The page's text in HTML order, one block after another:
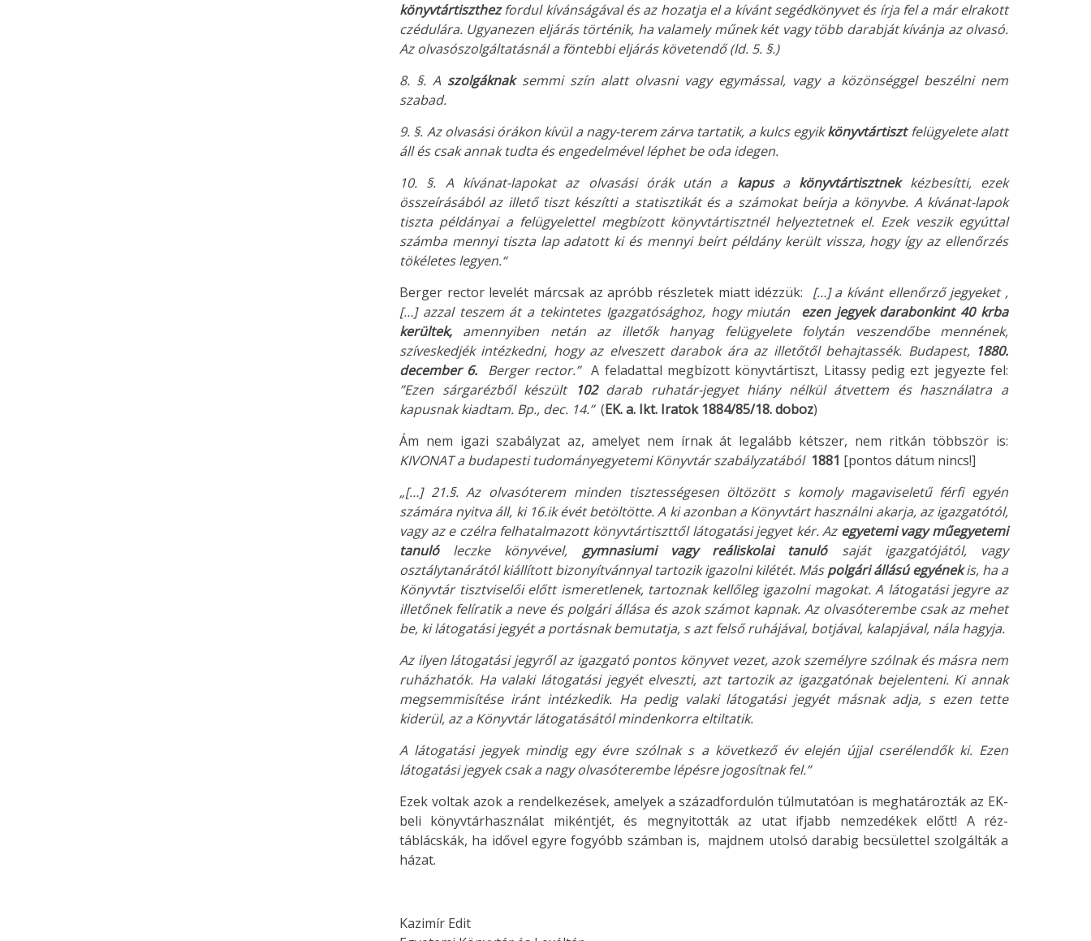
könyvtártiszthezfordul kívánságával és az hozatja el a kívánt segédkönyvet és írja fel a már elrakott
czédulára. Ugyanezen eljárás történik, ha valamely műnek két vagy több darabját kívánja az olvasó.
Az olvasószolgáltatásnál a föntebbi eljárás követendő (ld. 5. §.)
8. §. A szolgáknaksemmi szín alatt olvasni vagy egymással, vagy a közönséggel beszélni nem
szabad.
9. §. Az olvasási órákon kívül a nagy-terem zárva tartatik, a kulcs egyikkönyvtártisztfelügyelete alatt
áll és csak annak tudta és engedelmével léphet be oda idegen.
10. §. A kívánat-lapokat az olvasási órák után a kapus a könyvtártisztnekkézbesítti, ezek
összeírásából az illető tiszt készítti a statisztikát és a számokat beírja a könyvbe. A kívánat-lapok
tiszta példányai a felügyelettel megbízott könyvtártisztnél helyeztetnek el. Ezek veszik egyúttal
számba mennyi tiszta lap adatott ki és mennyi beírt példány került vissza, hogy így az ellenőrzés
tökéletes legyen.“
Berger rector levelét márcsak az apróbb részletek miatt idézzük:
[…] a kívánt ellenőrző jegyeket ,
[…] azzal teszem át a tekintetes Igazgatósághoz, hogy miután ezen jegyek darabonkint 40 krba
kerültek, amennyiben netán az illetők hanyag felügyelete folytán veszendőbe mennének,
szíveskedjék intézkedni, hogy az elveszett darabok ára az illetőtől behajtassék. Budapest, 1880.
december 6. Berger rector.”A feladattal megbízott könyvtártiszt, Litassy pedig ezt jegyezte fel:
”Ezen sárgarézből készült 102darab ruhatár-jegyet hiány nélkül átvettem és használatra a
kapusnak kiadtam. Bp., dec. 14.”(EK. a. Ikt. Iratok 1884/85/18. doboz)
Ám nem igazi szabályzat az, amelyet nem írnak át legalább kétszer, nem ritkán többször is:
KIVONAT a budapesti tudományegyetemi Könyvtár szabályzatából 1881 [pontos dátum nincs!]
„[…] 21.§. Az olvasóterem minden tisztességesen öltözött s komoly magaviseletű férfi egyén
számára nyitva áll, ki 16.ik évét betöltötte. A ki azonban a Könyvtárt használni akarja, az igazgatótól,
vagy az e czélra felhatalmazott könyvtártiszttől látogatási jegyet kér. Az egyetemi vagy műegyetemi
tanuló leczke könyvével, gymnasiumi vagy reáliskolai tanulósaját igazgatójától, vagy
osztálytanárától kiállított bizonyítvánnyal tartozik igazolni kilétét. Máspolgári állású egyénekis, ha a
Könyvtár tisztviselői előtt ismeretlenek, tartoznak kellőleg igazolni magokat. A látogatási jegyre az
illetőnek felíratik a neve és polgári állása és azok számot kapnak. Az olvasóterembe csak az mehet
be, ki látogatási jegyét a portásnak bemutatja, s azt felső ruhájával, botjával, kalapjával, nála hagyja.
Az ilyen látogatási jegyről az igazgató pontos könyvet vezet, azok személyre szólnak és másra nem
ruházhatók. Ha valaki látogatási jegyét elveszti, azt tartozik az igazgatónak bejelenteni. Ki annak
megsemmisítése iránt intézkedik. Ha pedig valaki látogatási jegyét másnak adja, s ezen tette
kiderül, az a Könyvtár látogatásától mindenkorra eltiltatik.
A látogatási jegyek mindig egy évre szólnak s a következő év elején újjal cserélendők ki. Ezen
látogatási jegyek csak a nagy olvasóterembe lépésre jogosítnak fel.”
Ezek voltak azok a rendelkezések, amelyek a századfordulón túlmutatóan is meghatározták az EK-
beli könyvtárhasználat mikéntjét, és megnyitották az utat ifjabb nemzedékek előtt! A réz-
táblácskák, ha idővel egyre fogyóbb számban is, majdnem utolsó darabig becsülettel szolgálták a
házat.
Kazimír Edit